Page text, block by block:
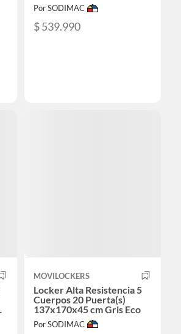
Por SODIMAC
$ 539.990
MOVILOCKERS
Locker Alta Resistencia 5
Cuerpos 20 Puerta(s)
137x170x45 cm Gris Eco
Por SODIMAC